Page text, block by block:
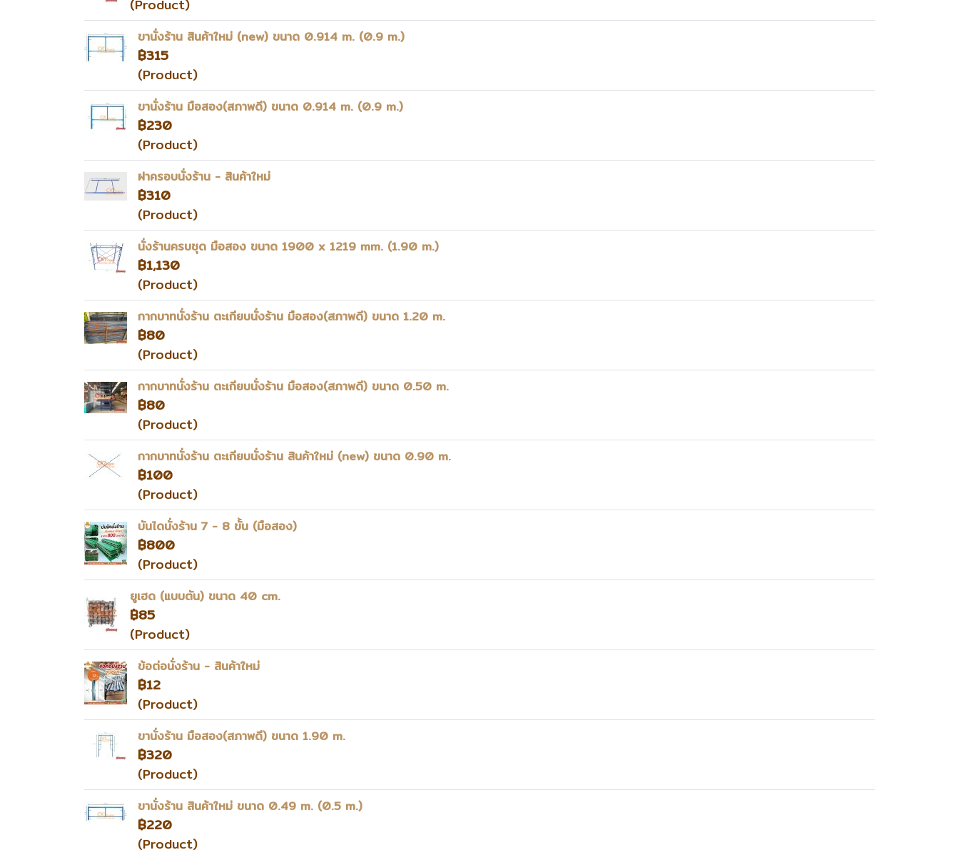
(Product)
ขานั่งร้าน สินค้าใหม่ (new) ขนาด 0.914 m. (0.9 m.)
฿315
(Product)
ขานั่งร้าน มือสอง(สภาพดี) ขนาด 0.914 m. (0.9 m.)
฿230
(Product)
ฝาครอบนั่งร้าน - สินค้าใหม่
฿310
(Product)
นั่งร้านครบชุด มือสอง ขนาด 1900 x 1219 mm. (1.90 m.)
฿1,130
(Product)
กากบาทนั่งร้าน ตะเกียบนั่งร้าน มือสอง(สภาพดี) ขนาด 1.20 m.
฿80
(Product)
กากบาทนั่งร้าน ตะเกียบนั่งร้าน มือสอง(สภาพดี) ขนาด 0.50 m.
฿80
(Product)
กากบาทนั่งร้าน ตะเกียบนั่งร้าน สินค้าใหม่ (new) ขนาด 0.90 m.
฿100
(Product)
บันไดนั่งร้าน 7 - 8 ขั้น (มือสอง)
฿800
(Product)
ยูเฮด (แบบตัน) ขนาด 40 cm.
฿85
(Product)
ข้อต่อนั่งร้าน - สินค้าใหม่
฿12
(Product)
ขานั่งร้าน มือสอง(สภาพดี) ขนาด 1.90 m.
฿320
(Product)
ขานั่งร้าน สินค้าใหม่ ขนาด 0.49 m. (0.5 m.)
฿220
(Product)